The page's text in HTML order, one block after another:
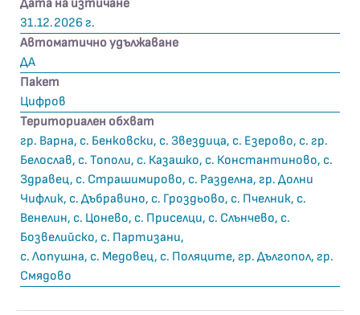
Дата на изтичане
31.12.2026 г.
Автоматично удължаване
ДА
Пакет
Цифров
Териториален обхват
гр. Варна, с. Бенковски, с. Звездица, с. Езерово, с. гр.
Белослав, с. Тополи, с. Казашко, с. Константиново, с.
Здравец, с. Страшимирово, с. Разделна, гр. Долни
Чифлик, с. Дъбравино, с. Гроздьово, с. Пчелник, с.
Венелин, с. Цонево, с. Приселци, с. Слънчево, с.
Бозвелийско, с. Партизани,
с. Лопушна, с. Медовец, с. Поляците, гр. Дългопол, гр.
Смядово